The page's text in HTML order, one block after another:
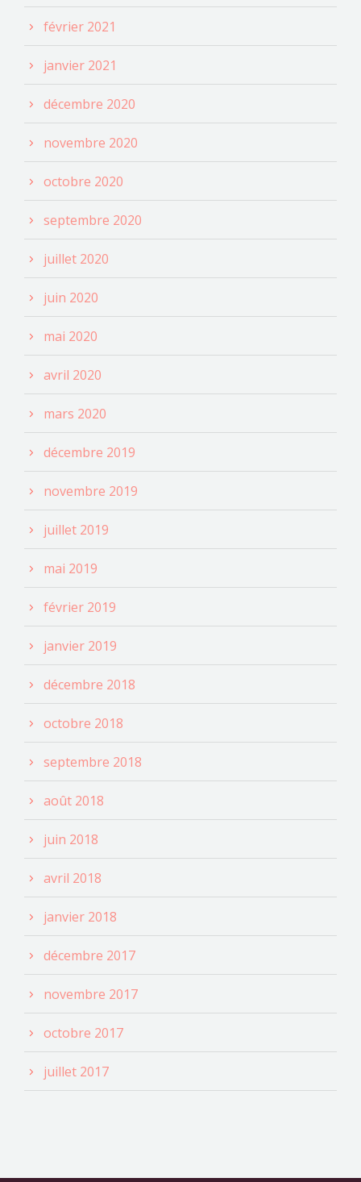
février 2021
janvier 2021
décembre 2020
novembre 2020
octobre 2020
septembre 2020
juillet 2020
juin 2020
mai 2020
avril 2020
mars 2020
décembre 2019
novembre 2019
juillet 2019
mai 2019
février 2019
janvier 2019
décembre 2018
octobre 2018
septembre 2018
août 2018
juin 2018
avril 2018
janvier 2018
décembre 2017
novembre 2017
octobre 2017
juillet 2017